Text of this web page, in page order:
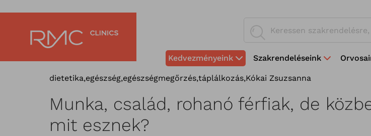
Kedvezményeink Szakrendeléseink
dietetika,egészség,egészségmegőrzés,táplálkozás,Kókai Zsuzsanna
Munka, család, rohanó férfiak, de
mit esznek?